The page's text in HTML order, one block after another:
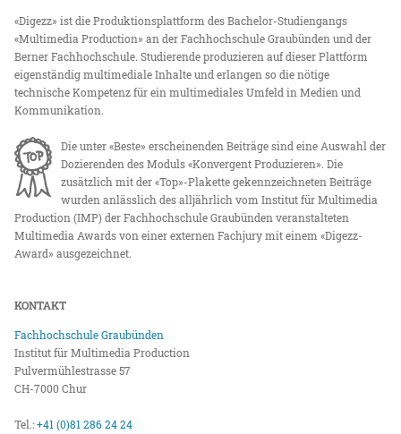
«Digezz» ist die Produktionsplattform des Bachelor-Studiengangs
«Multimedia Production» an der Fachhochschule Graubünden und der
Berner Fachhochschule. Studierende produzieren auf dieser Plattform
eigenständig multimediale Inhalte und erlangen so die nötige
technische Kompetenz für ein multimediales Umfeld in Medien und
Kommunikation.
Die unter «Beste» erscheinenden Beiträge sind eine Auswahl der
Dozierenden des Moduls «Konvergent Produzieren». Die
zusätzlich mit der «Top»-Plakette gekennzeichneten Beiträge
wurden anlässlich des alljährlich vom Institut für Multimedia
Production (IMP) der Fachhochschule Graubünden veranstalteten
Multimedia Awards von einer externen Fachjury mit einem «Digezz-
Award» ausgezeichnet.
KONTAKT
Fachhochschule Graubünden
Institut für Multimedia Production
Pulvermühlestrasse 57
CH-7000 Chur
Tel.:+41 (0)81 286 24 24